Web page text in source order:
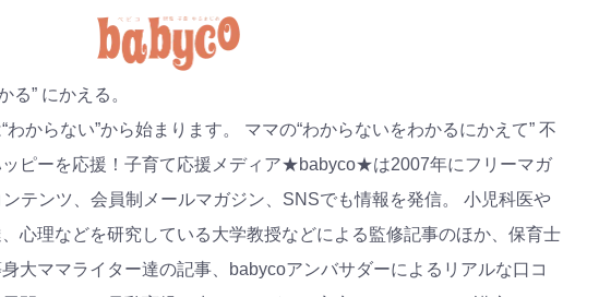
る” にかえる。
からない”から始まります。 ママの“わからないをわかるにかえて” 不
ピーを応援！子育て応援メディア★babyco★は2007年にフリーマガ
テンツ、会員制メールマガジン、SNSでも情報を発信。 小児科医や
心理などを研究している大学教授などによる監修記事のほか、保育士
大ママライター達の記事、babycoアンバサダーによるリアルな口コ